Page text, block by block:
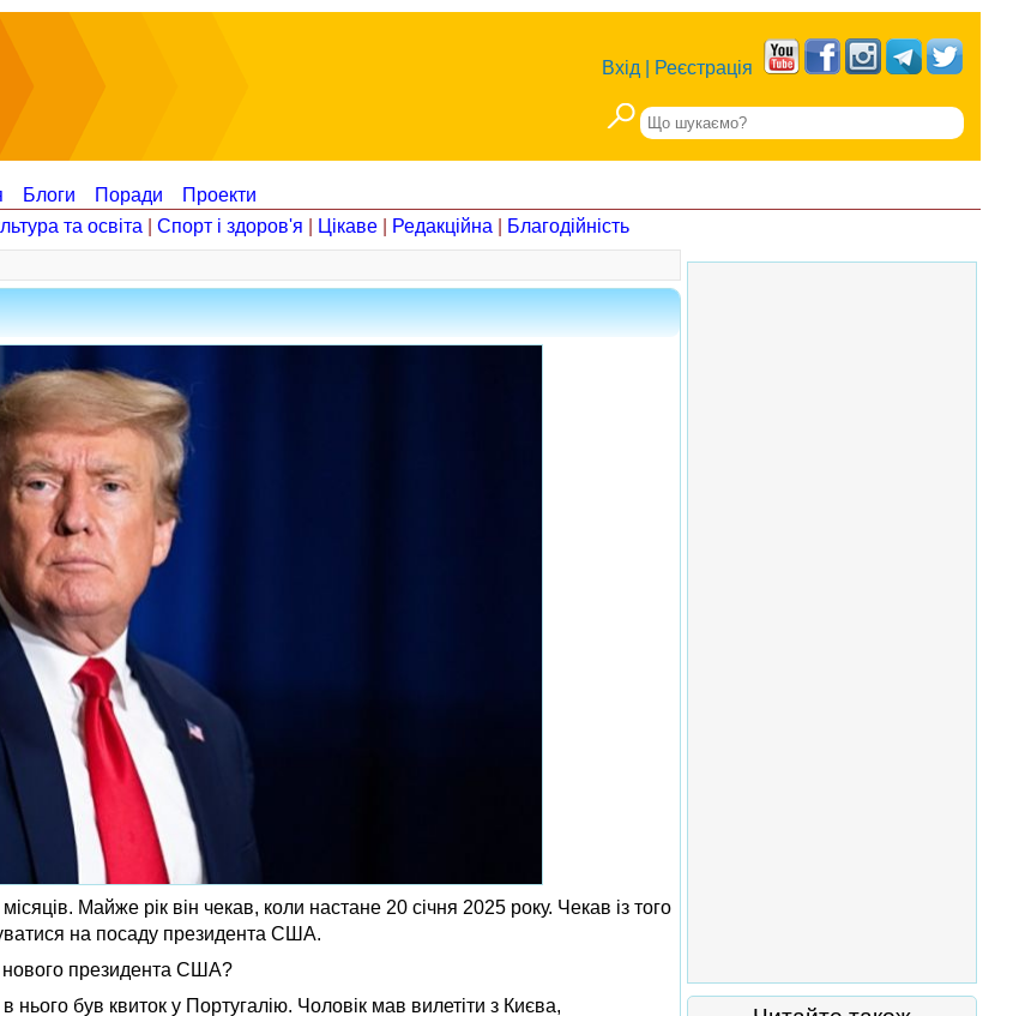
Вхід Реєстрація
Блоги Поради
Проекти
та освіта Спорт і здоров'я Цікаве Редакційна
Благодійність
Майже рік він чекав, коли настане 20 січня 2025 року. Чекав із того
на посаду президента США.
нового президента США?
був квиток у Португалію. Чоловік мав вилетіти з Києва,